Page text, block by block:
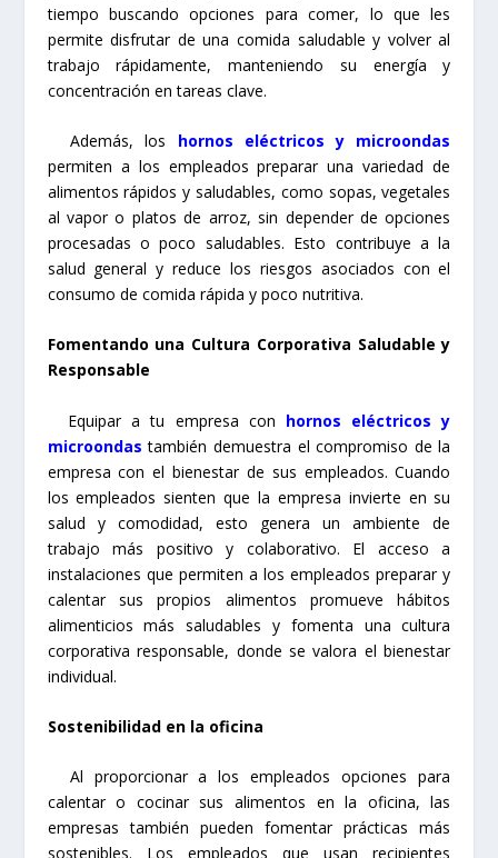
tiempo buscando opciones para comer, lo que les
permite disfrutar de una comida saludable y volver al
trabajo rápidamente, manteniendo su energía y
concentración en tareas clave.
Además, los hornos eléctricos y microondas
permiten a los empleados preparar una variedad de
alimentos rápidos y saludables, como sopas, vegetales
al vapor o platos de arroz, sin depender de opciones
procesadas o poco saludables. Esto contribuye a la
salud general y reduce los riesgos asociados con el
consumo de comida rápida y poco nutritiva.
Fomentando una Cultura Corporativa Saludable y
Responsable
Equipar a tu empresa con hornos eléctricos y
microondas también demuestra el compromiso de la
empresa con el bienestar de sus empleados. Cuando
los empleados sienten que la empresa invierte en su
salud y comodidad, esto genera un ambiente de
trabajo más positivo y colaborativo. El acceso a
instalaciones que permiten a los empleados preparar y
calentar sus propios alimentos promueve hábitos
alimenticios más saludables y fomenta una cultura
corporativa responsable, donde se valora el bienestar
individual.
Sostenibilidad en la oficina
Al proporcionar a los empleados opciones para
calentar o cocinar sus alimentos en la oficina, las
empresas también pueden fomentar prácticas más
sostenibles. Los empleados que usan recipientes